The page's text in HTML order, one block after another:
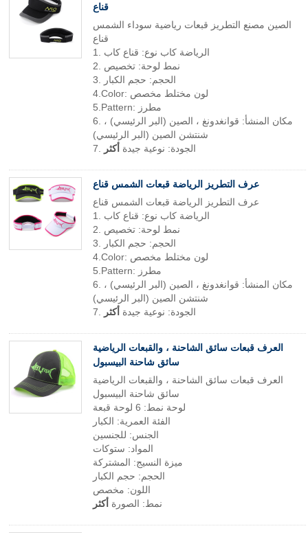
قناع
الصين مصنع التطريز قبعات رياضية سوداء الشمس
قناع
1. الرياضة كاب نوع: قناع كاب
2. نمط لوحة: تخصيص
3. الحجم: حجم الكبار
4.Color: لون مختلط مخصص
5.Pattern: مطرز
6. مكان المنشأ: قوانغدونغ ، الصين (البر الرئيسي) ،
شنتشن الصين (البر الرئيسي)
7. الجودة: نوعية جيدة أكثر
عرف التطريز الرياضة قبعات الشمس قناع
عرف التطريز الرياضة قبعات الشمس قناع
1. الرياضة كاب نوع: قناع كاب
2. نمط لوحة: تخصيص
3. الحجم: حجم الكبار
4.Color: لون مختلط مخصص
5.Pattern: مطرز
6. مكان المنشأ: قوانغدونغ ، الصين (البر الرئيسي) ،
شنتشن الصين (البر الرئيسي)
7. الجودة: نوعية جيدة أكثر
العرف قبعات سائق الشاحنة ، والقبعات الرياضية
سائق شاحنة البيسبول
العرف قبعات سائق الشاحنة ، والقبعات الرياضية
سائق شاحنة البيسبول
لوحة نمط: 6 لوحة قبعة
الفئة العمرية: الكبار
الجنس: للجنسين
المواد: ستوكات
ميزة النسيج: المشتركة
الحجم: حجم الكبار
اللون: مخصص
نمط: الصورة أكثر